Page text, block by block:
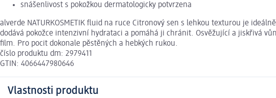
snášenlivost s pokožkou dermatologicky potvrzena
alverde NATURKOSMETIK fluid na ruce Citronový sen s lehkou texturou je
dodává pokožce intenzivní hydrataci a pomáhá ji chránit. Osvěžující a jiskřivá
film. Pro pocit dokonale pěstěných a hebkých rukou.
číslo produktu dm: 2979411
GTIN: 4066447980646
Vlastnosti produktu